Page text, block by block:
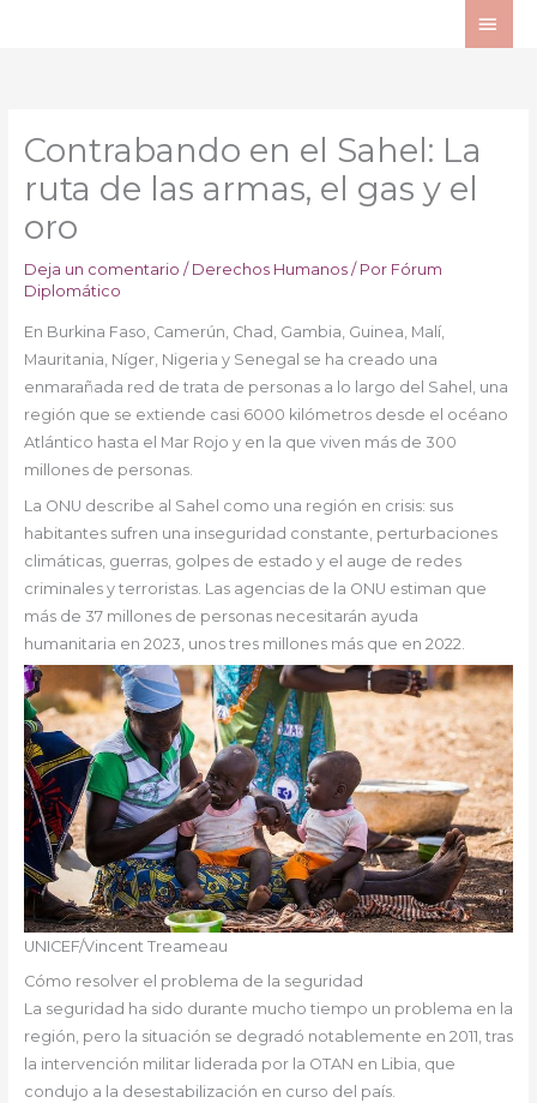
Contrabando en el Sahel: La
ruta de las armas, el gas y el
oro
Deja un comentario / Derechos Humanos/ Por Fórum
Diplomático
En Burkina Faso, Camerún, Chad, Gambia, Guinea, Malí,
Mauritania, Níger, Nigeria y Senegal se ha creado una
enmarañada red de trata de personas a lo largo del Sahel, una
región que se extiende casi 6000 kilómetros desde el océano
Atlántico hasta el Mar Rojo y en la que viven más de 300
millones de personas.
La ONU describe al Sahel como una región en crisis: sus
habitantes sufren una inseguridad constante, perturbaciones
climáticas, guerras, golpes de estado y el auge de redes
criminales y terroristas. Las agencias de la ONU estiman que
más de 37 millones de personas necesitarán ayuda
humanitaria en 2023, unos tres millones más que en 2022.
UNICEF/Vincent Treameau
Cómo resolver el problema de la seguridad
La seguridad ha sido durante mucho tiempo un problema en la
región, pero la situación se degradó notablemente en 2011, tras
la intervención militar liderada por la OTAN en Libia, que
condujo a la desestabilización en curso del país.